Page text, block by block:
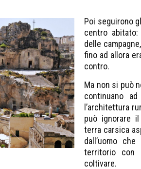
Poi seguirono
centro abitato:
delle
fino ad allora
contro.
Ma non si può
continuano
l’architettura
può ignorare il
terra carsica
dall’uomo
territorio con
coltivare.